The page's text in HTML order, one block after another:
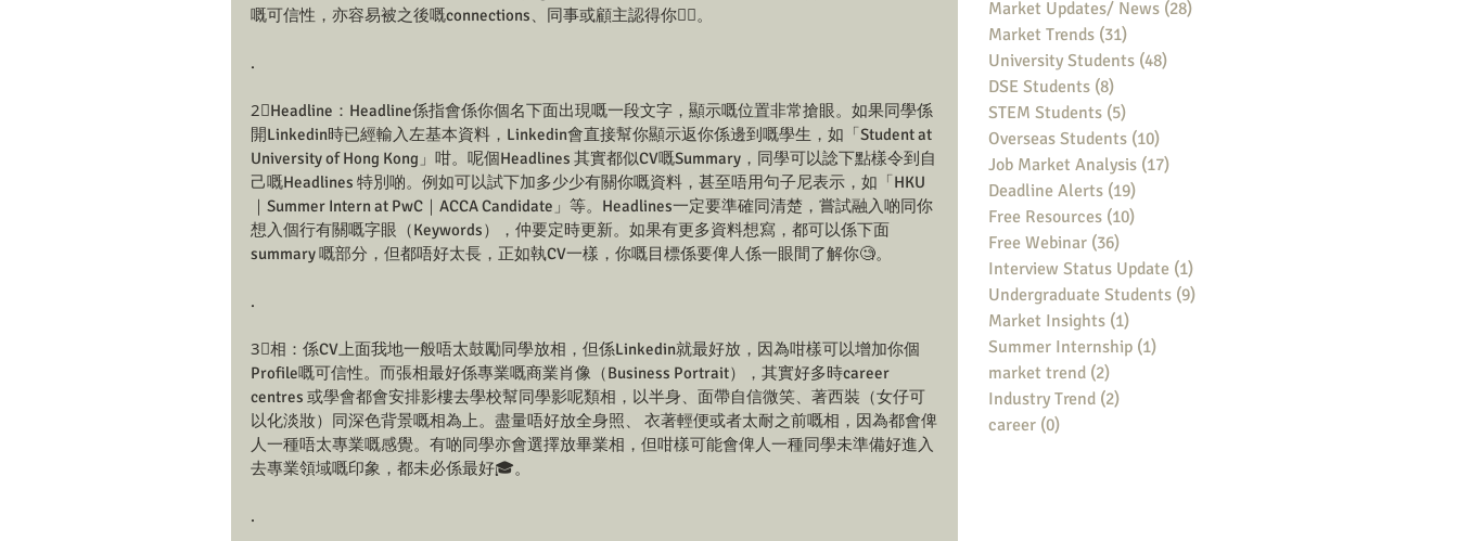
嘅可信性，亦容易被之後嘅connections、同事或顧主認得你🕵🏻。
.
2⃣Headline：Headline係指會係你個名下面出現嘅一段文字，顯示嘅位置非常搶眼。如果同學係
開Linkedin時已經輸入左基本資料，Linkedin會直接幫你顯示返你係邊到嘅學生，如「Student at
University of Hong Kong」咁。呢個Headlines 其實都似CV嘅Summary，同學可以諗下點樣令到自
己嘅Headlines 特別啲。例如可以試下加多少少有關你嘅資料，甚至唔用句子尼表示，如「HKU
｜Summer Intern at PwC｜ACCA Candidate」等。Headlines一定要準確同清楚，嘗試融入啲同你
想入個行有關嘅字眼（Keywords），仲要定時更新。如果有更多資料想寫，都可以係下面
summary 嘅部分，但都唔好太長，正如執CV一樣，你嘅目標係要俾人係一眼間了解你🧐。
.
3⃣相：係CV上面我地一般唔太鼓勵同學放相，但係Linkedin就最好放，因為咁樣可以增加你個
Profile嘅可信性。而張相最好係專業嘅商業肖像（Business Portrait），其實好多時career
centres 或學會都會安排影樓去學校幫同學影呢類相，以半身、面帶自信微笑、著西裝（女仔可
以化淡妝）同深色背景嘅相為上。盡量唔好放全身照、 衣著輕便或者太耐之前嘅相，因為都會俾
人一種唔太專業嘅感覺。有啲同學亦會選擇放畢業相，但咁樣可能會俾人一種同學未準備好進入
去專業領域嘅印象，都未必係最好🎓。
.
Market Updates/ News (28)
Market Trends (31)
University Students (48)
DSE Students (8)
STEM Students (5)
Overseas Students (10)
Job Market Analysis (17)
Deadline Alerts (19)
Free Resources (10)
Free Webinar (36)
Interview Status Update (1)
Undergraduate Students (9)
Market Insights (1)
Summer Internship (1)
market trend (2)
Industry Trend (2)
career (0)